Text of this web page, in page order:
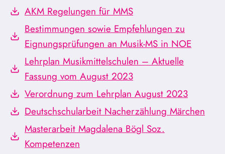
AKM Regelungen für MMS
Bestimmungen sowie Empfehlungen zu
Eignungsprüfungen an Musik-MS in NOE
Lehrplan Musikmittelschulen – Aktuelle
Fassung vom August 2023
Verordnung zum Lehrplan August 2023
Deutschschularbeit Nacherzählung Märchen
Masterarbeit Magdalena Bögl Soz.
Kompetenzen